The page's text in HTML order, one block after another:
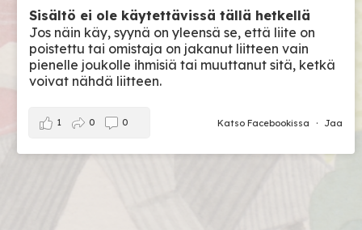
Sisältö ei ole käytettävissä tällä hetkellä
Jos näin käy, syynä on yleensä se, että liite on
poistettu tai omistaja on jakanut liitteen vain
pienelle joukolle ihmisiä tai muuttanut sitä, ketkä
voivat nähdä liitteen.
Katso Facebookissa · Jaa
1 0 0